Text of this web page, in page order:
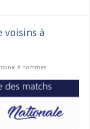
voisins à
A hommes